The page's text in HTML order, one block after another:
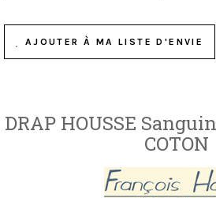
AJOUTER À MA LISTE D'ENVIE
DRAP HOUSSE
COTON